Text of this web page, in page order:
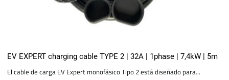
EV EXPERT charging cable TYPE 2 | 32A | 1phase | 7,4kW | 5m
El cable de carga EV Expert monofásico Tipo 2 está diseñado para...